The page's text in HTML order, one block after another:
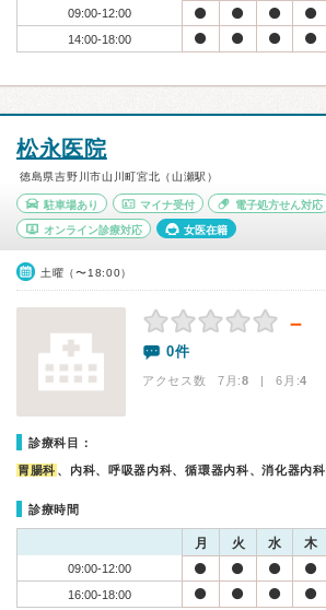
09:00-12:00
14:00-18:00
松永医院
徳島県吉野川市山川町宮北（山瀬駅）
駐車場あり マイナ受付 電子処方せん対応
オンライン診療対応 女医在籍
土曜（〜18:00）
－
0件
アクセス数 7月:8 | 6月:4
診療科目：
胃腸科 、内科、呼吸器内科、循環器内科、消化器内科
診療時間
月 火 水 木
09:00-12:00
16:00-18:00